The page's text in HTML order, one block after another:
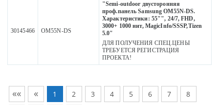
30145466 OM55N-DS
"Semi-outdoor двусторонняя
проф.панель Samsung OM55N-DS.
Характеристики: 55"", 24/7, FHD,
3000+ 1000 нит, MagicInfo/SSSP,Tizen
5.0"
ДЛЯ ПОЛУЧЕНИЯ СПЕЦ.ЦЕНЫ
ТРЕБУЕТСЯ РЕГИСТРАЦИЯ
ПРОЕКТА!
«« « 1 2 3 4 5 6 7 8